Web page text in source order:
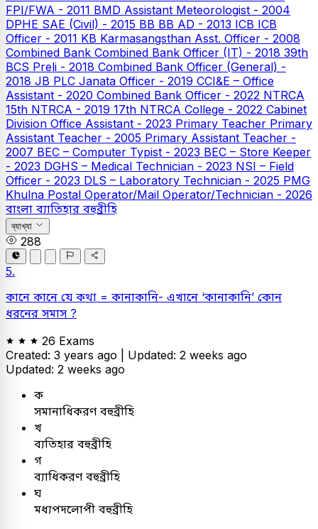
FPI/FWA - 2011 BMD Assistant Meteorologist - 2004
DPHE SAE (Civil) - 2015 BB BB AD - 2013 ICB ICB
Officer - 2011 KB Karmasangsthan Asst. Officer - 2008
Combined Bank Combined Bank Officer (IT) - 2018 39th
BCS Preli - 2018 Combined Bank Officer (General) -
2018 JB PLC Janata Officer - 2019 CCI&E – Office
Assistant - 2020 Combined Bank Officer - 2022 NTRCA
15th NTRCA - 2019 17th NTRCA College - 2022 Cabinet
Division Office Assistant - 2023 Primary Teacher Primary
Assistant Teacher - 2005 Primary Assistant Teacher -
2007 BEC – Computer Typist - 2023 BEC – Store Keeper
- 2023 DGHS – Medical Technician - 2023 NSI – Field
Officer - 2023 DLS – Laboratory Technician - 2025 PMG
Khulna Postal Operator/Mail Operator/Technician - 2026
বাংলা ব্যাতিহার বহুব্রীহি
ব্যাখ্যা
288
5.
কানে কানে যে কথা = কানাকানি- এখানে ‘কানাকানি’ কোন
ধরনের সমাস ?
26 Exams
Created: 3 years ago | Updated: 2 weeks ago
Updated: 2 weeks ago
ক
সমানাধিকরণ বহুব্রীহি
খ
ব্যতিহার বহুব্রীহি
গ
ব্যাধিকরণ বহুব্রীহি
ঘ
মধ্যপদলোপী বহুব্রীহি